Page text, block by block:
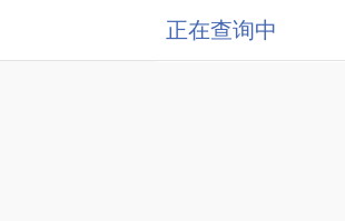
正在查询中